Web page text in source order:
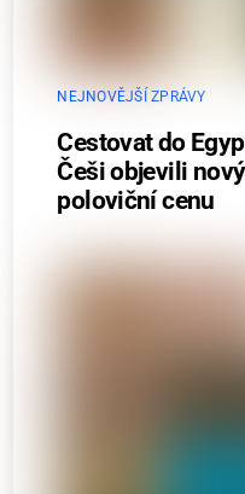
NEJNOVĚJŠÍ ZPRÁVY
Cestovat do
Češi objevili
poloviční cenu